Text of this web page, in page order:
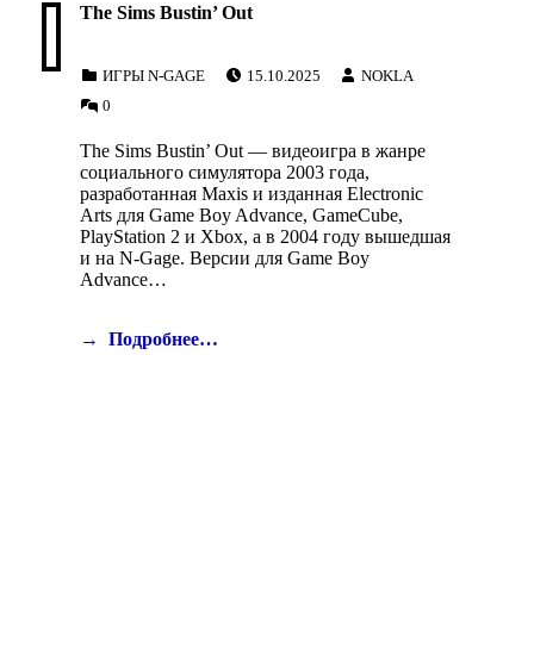
The Sims Bustin’ Out
ИГРЫ N-GAGE
15.10.2025
NOKLA
0
The Sims Bustin’ Out — видеоигра в жанре
социального симулятора 2003 года,
разработанная Maxis и изданная Electronic
Arts для Game Boy Advance, GameCube,
PlayStation 2 и Xbox, а в 2004 году вышедшая
и на N-Gage. Версии для Game Boy
Advance…
Подробнее…